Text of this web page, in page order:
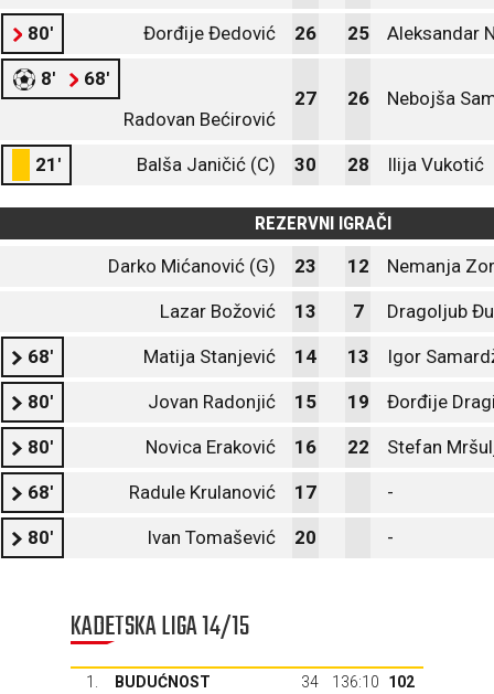
80' Đorđije Đedović 26 25 Aleksandar
8'
68'
Radovan Bećirović
27 26 Nebojša
21' Balša Janičić (C) 30 28 Ilija Vukotić
REZERVNI IGRAČI
Darko Mićanović (G)
23 12 Nemanja
Lazar Božović 13 7 Dragoljub
68' Matija Stanjević 14 13 Igor
80' Jovan Radonjić 15 19 Đorđije
80' Novica Eraković 16 22 Stefan
68' Radule Krulanović 17 -
80' Ivan Tomašević 20 -
KADETSKA LIGA 14/15
1. BUDUĆNOST 34 136:10
102